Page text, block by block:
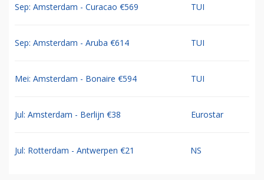
Sep: Amsterdam - Curacao €569 TUI
Sep: Amsterdam - Aruba €614 TUI
Mei: Amsterdam - Bonaire €594 TUI
Jul: Amsterdam - Berlijn €38 Eurostar
Jul: Rotterdam - Antwerpen €21 NS